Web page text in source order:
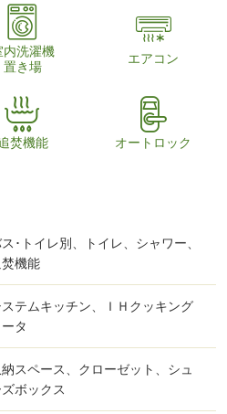
内洗濯機
置き場
エアコン
焚機能 オートロック
･トイレ別、トイレ、シャワー、
機能
ステムキッチン、ＩＨクッキング
ータ
納スペース、クローゼット、シュ
ボックス